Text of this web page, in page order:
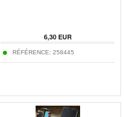
6,30EUR
RÉFÉRENCE: 258445